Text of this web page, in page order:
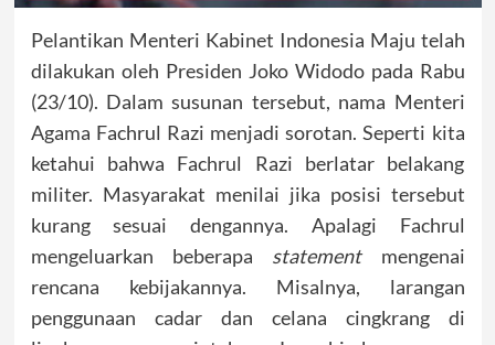
Pelantikan Menteri Kabinet Indonesia Maju telah
dilakukan oleh Presiden Joko Widodo pada Rabu
(23/10). Dalam susunan tersebut, nama Menteri
Agama Fachrul Razi menjadi sorotan. Seperti kita
ketahui bahwa Fachrul Razi berlatar belakang
militer. Masyarakat menilai jika posisi tersebut
kurang sesuai dengannya. Apalagi Fachrul
mengeluarkan beberapa statementmengenai
rencana kebijakannya. Misalnya, larangan
penggunaan cadar dan celana cingkrang di